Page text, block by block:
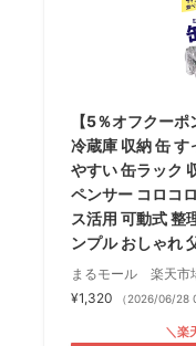
【5％オフクー
冷蔵庫 収納 缶 す
やすい 缶ラック
ペンサー コロコ
ス活用 可動式 整
ンプル おしゃれ
まるモール 楽天市
¥1,320
（2026/06/28
＼楽